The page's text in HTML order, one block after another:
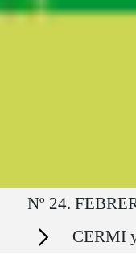
Ruta del sitio
Nº 24.
Secciones CERMI